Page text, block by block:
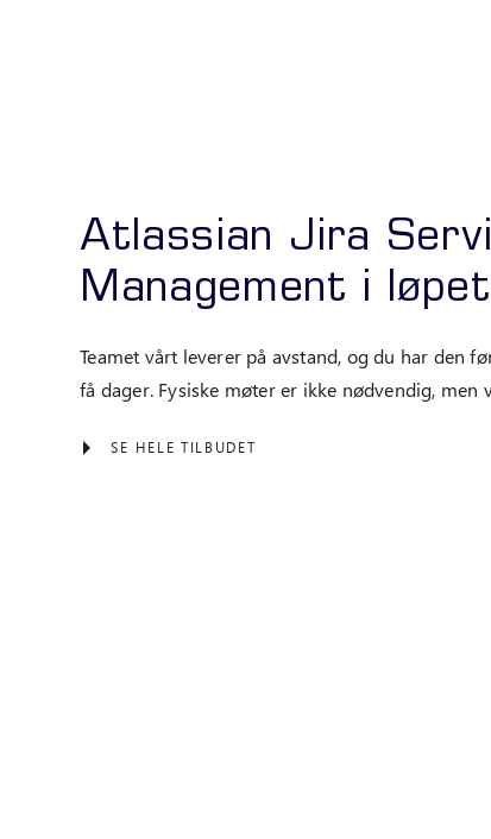
Atlassian Jira
Management i
Teamet vårt leverer på avstand, og du har den
få dager. Fysiske møter er ikke nødvendig, men
SE HELE TILBUDET